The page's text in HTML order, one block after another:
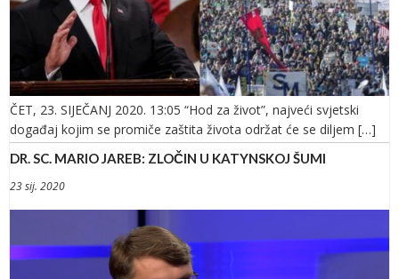
ČET, 23. SIJEČANJ 2020. 13:05 “Hod za život”, najveći svjetski
događaj kojim se promiče zaštita života održat će se diljem […]
DR. SC. MARIO JAREB: ZLOČIN U KATYNSKOJ ŠUMI
23 sij. 2020